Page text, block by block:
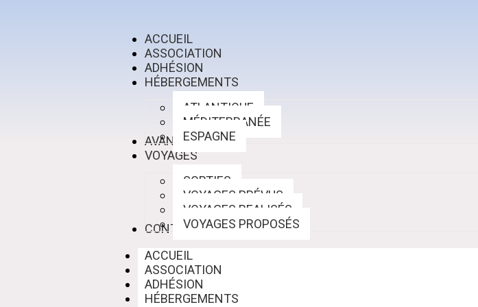
ACCUEIL
ASSOCIATION
ADHÉSION
HÉBERGEMENTS
ATLANTIQUE
MÉDITERRANÉE
ESPAGNE
AVANTAGES
VOYAGES
SORTIES
VOYAGES PRÉVUS
VOYAGES REALISÉS
VOYAGES PROPOSÉS
CONTACT
ACCUEIL
ASSOCIATION
ADHÉSION
HÉBERGEMENTS